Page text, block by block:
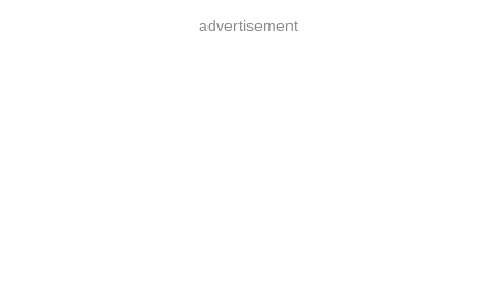
advertisement